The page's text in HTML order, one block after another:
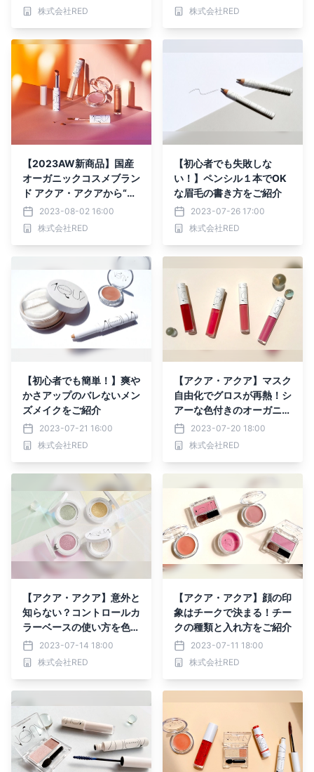
株式会社RED
ト10倍キャンペーンのお
知らせも！
株式会社RED
【2023AW新商品】国産
オーガニックコスメブラン
ド アクア・アクアから“等
身大の自分を見せる”ウォ
ームカラーコレクションが
新登場！
2023-08-02 16:00
株式会社RED
【初心者でも失敗しな
い！】ペンシル１本でOK
な眉毛の書き方をご紹介
2023-07-26 17:00
株式会社RED
【初心者でも簡単！】爽や
かさアップのバレないメン
ズメイクをご紹介
2023-07-21 16:00
株式会社RED
【アクア・アクア】マスク
自由化でグロスが再熱！シ
アーな色付きのオーガニッ
クシアーグロスをご紹介
2023-07-20 18:00
株式会社RED
【アクア・アクア】意外と
知らない？コントロールカ
ラーベースの使い方を色別
にご紹介！
2023-07-14 18:00
株式会社RED
【アクア・アクア】顔の印
象はチークで決まる！チー
クの種類と入れ方をご紹介
2023-07-11 18:00
株式会社RED